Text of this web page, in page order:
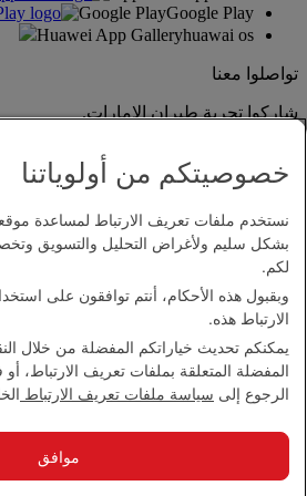
Google PlayGoogle Play
Huawei App Galleryhuawai os
تواصلوا معنا
شاركوا تجربة طيران الإمارات.
بيان إمكانية الدخول
اتصل بنا
سياسة الخصوصية
الشروط والأحكام
سياسة ملفات تعريف الارتباط
بيان الشفافية بموجب قانون مكافحة
خصوصيتكم من أولوياتنا
نستخدم ملفات تعريف الارتباط لمساعدة
بشكل سليم ولأغراض التحليل والتسويق
لكم.
وبقبول هذه الأحكام، أنتم توافقون على
الارتباط هذه.
يمكنكم تحديث خياراتكم المفضلة من خلال
المفضلة المتعلقة بملفات تعريف
الرجوع إلى سياسة ملفات تعريف الارتباط
موافق